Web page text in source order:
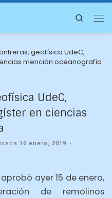
Search
geofísica UdeC,
mención oceanografía
UdeC,
en ciencias
16 enero, 2019 -
ayer 15 de enero,
de remolinos